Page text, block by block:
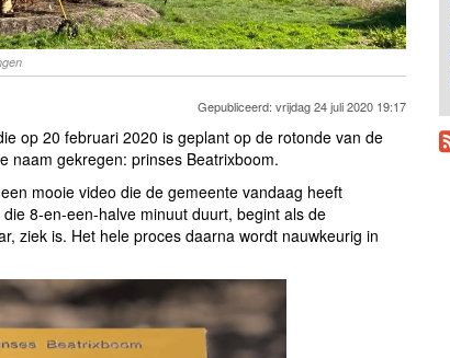
Gepubliceerd: vrijdag 24 juli 2020 19:17
op 20 februari 2020 is geplant op de rotonde van de
naam gekregen: prinses Beatrixboom.
mooie video die de gemeente vandaag heeft
8-en-een-halve minuut duurt, begint als de
ziek is. Het hele proces daarna wordt nauwkeurig in